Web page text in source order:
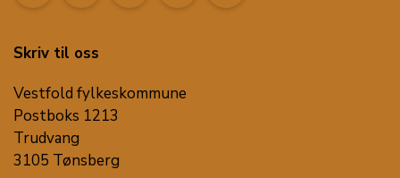
Skriv til oss
Vestfold fylkeskommune
Postboks 1213
Trudvang
3105 Tønsberg